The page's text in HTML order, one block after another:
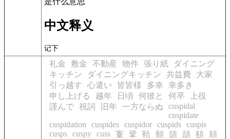
中文释义
记下
礼金 敷金 不動産 物件 張り紙
ダイニング
キッチン
ダイニングキッチン 共益費
大家
引っ越す
心遣い 皆皆様 多幸 幸多き
申し上げる
越年 日頃 何彼と 何卒
上役
謹んで 祝詞 旧年 一方ならぬ
cuspidal
cuspidate
cuspidation
cuspides cuspidor cuspids cuspis
cusps cuspy cuss 鞌 鞏 鞈 頫 頜 頡 頟
頦